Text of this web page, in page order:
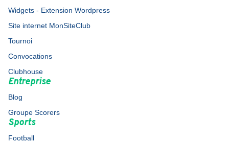
Widgets - Extension Wordpress
Site internet MonSiteClub
Tournoi
Convocations
Clubhouse
Entreprise
Blog
Groupe Scorers
Sports
Football